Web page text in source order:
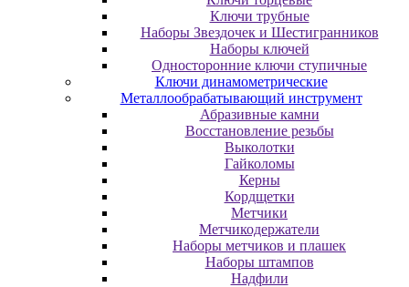
Ключи трубные
Наборы Звездочек и Шестигранников
Наборы ключей
Односторонние ключи ступичные
Ключи динамометрические
Металлообрабатывающий инструмент
Абразивные камни
Восстановление резьбы
Выколотки
Гайколомы
Керны
Кордщетки
Метчики
Метчикодержатели
Наборы метчиков и плашек
Наборы штампов
Надфили